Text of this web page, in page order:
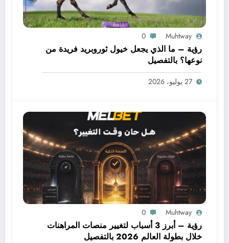
Muhtway
0
رؤية – ما الذي يجعل خيول ثوروبريد فريدة من
نوعها؟ بالتفصيل
27 يوليو، 2026
Muhtway
0
رؤية – أبرز 3 أسباب لتغيير منصات المراهنات
خلال بطولة العالم 2026 بالتفصيل